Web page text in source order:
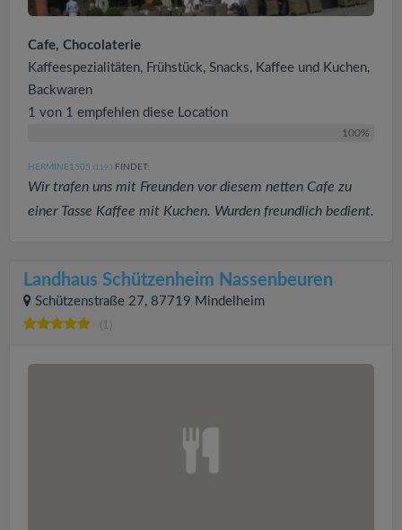
Cafe, Chocolaterie
Kaffeespezialitäten, Frühstück, Snacks, Kaffee und Kuchen,
Backwaren
1 von 1 empfehlen diese Location
100%
HERMINE1505 (119 ) FINDET:
Wir trafen uns mit Freunden vor diesem netten Cafe zu
einer Tasse Kaffee mit Kuchen. Wurden freundlich bedient.
Landhaus Schützenheim Nassenbeuren
Schützenstraße 27, 87719 Mindelheim
(1)